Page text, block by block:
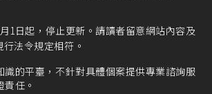
1日起，停止更新。請讀者留意網站內容及
法令規定相符。
識的平臺，不針對具體個案提供專業諮詢服
任。